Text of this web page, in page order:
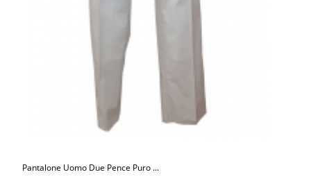
Pantalone Uomo Due Pence Puro ...